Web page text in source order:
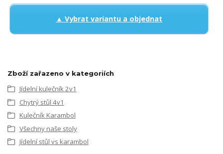
▲ Vybrat variantu a objednat
Zboží zařazeno v kategoriích
Jídelní kulečník 2v1
Chytrý stůl 4v1
Kulečník Karambol
Všechny naše stoly
Jídelní stůl vs karambol